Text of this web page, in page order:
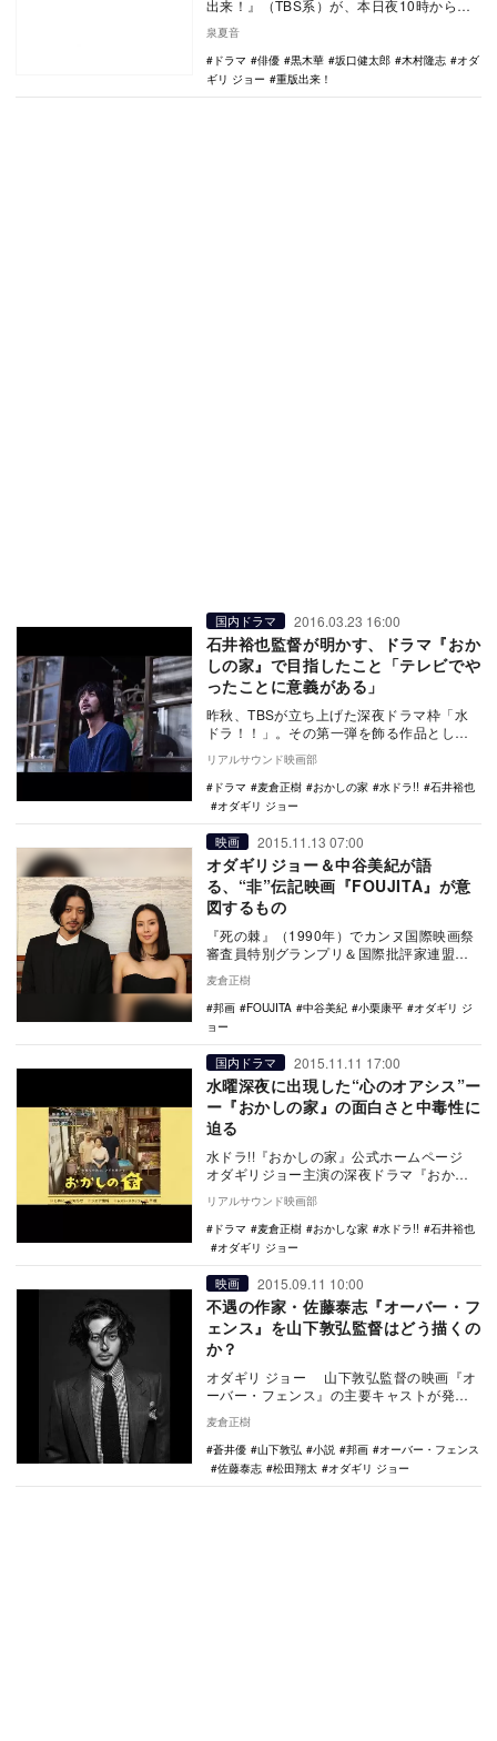
出来！』（TBS系）が、本日夜10時から放
送開始される。本作は、大手出版社に新卒
で入社し編…
泉夏音
ドラマ
俳優 黒木華 坂口健太郎 木村隆志
オダ
ギリ ジョー
重版出来！
国内ドラマ 2016.03.23 16:00
石井裕也監督が明かす、ドラマ『おか
しの家』で目指したこと「テレビでや
ったことに意義がある」
昨秋、TBSが立ち上げた深夜ドラマ枠「水
ドラ！！」。その第一弾を飾る作品として
制作され、ドラマ好きはもちろん、ギャラ
クシー賞12…
リアルサウンド映画部
ドラマ
麦倉正樹 おかしの家 水ドラ!!
石井裕也
オダギリ ジョー
映画 2015.11.13 07:00
オダギリジョー＆中谷美紀が語
る、“非”伝記映画『FOUJITA』が意
図するもの
『死の棘』（1990年）でカンヌ国際映画祭
審査員特別グランプリ＆国際批評家連盟賞
を受けてい…
麦倉正樹
邦画
FOUJITA 中谷美紀 小栗康平
オダギリ ジ
ョー
国内ドラマ 2015.11.11 17:00
水曜深夜に出現した“心のオアシス”ー
ー『おかしの家』の面白さと中毒性に
迫る
水ドラ!!『おかしの家』公式ホームページ
オダギリジョー主演の深夜ドラマ『おかし
の家』が、静かな人気を集めている。とい
うか、何…
リアルサウンド映画部
ドラマ
麦倉正樹 おかしな家 水ドラ!!
石井裕也
オダギリ ジョー
映画 2015.09.11 10:00
不遇の作家・佐藤泰志『オーバー・フ
ェンス』を山下敦弘監督はどう描くの
か？
オダギリ ジョー 山下敦弘監督の映画『オ
ーバー・フェンス』の主要キャストが発表
太………
麦倉正樹
蒼井優
山下敦弘 小説 邦画
オーバー・フェンス
佐藤泰志
松田翔太 オダギリ ジョー